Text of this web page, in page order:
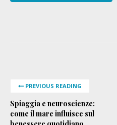
PREVIOUS READING
Spiaggia e neuroscienze:
come il mare influisce sul